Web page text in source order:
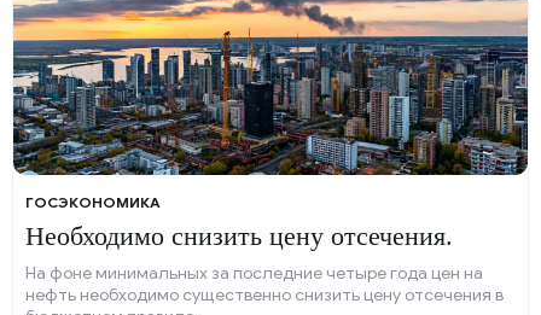
ГОСЭКОНОМИКА
Необходимо снизить цену отсечения.
На фоне минимальных за последние четыре года цен на
нефть необходимо существенно снизить цену отсечения в